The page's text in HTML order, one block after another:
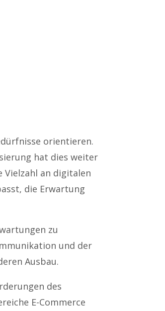
orientieren.
hat dies weiter
an digitalen
die Erwartung
zu
und der
Ausbau.
des
E-Commerce